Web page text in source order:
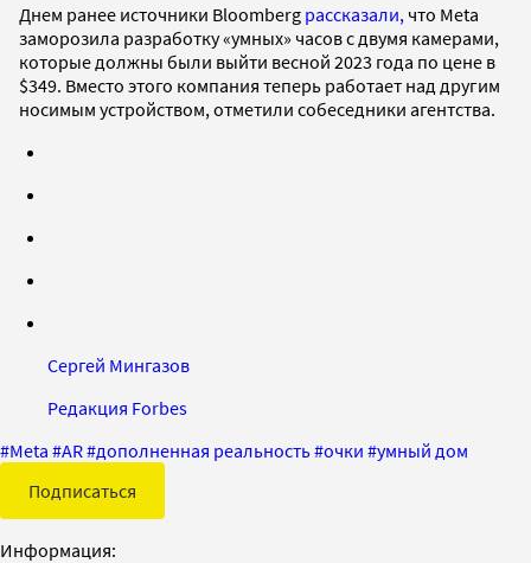
Днем ранее источники Bloomberg рассказали, что Meta
заморозила разработку «умных» часов с двумя камерами,
которые должны были выйти весной 2023 года по цене в
$349. Вместо этого компания теперь работает над другим
носимым устройством, отметили собеседники агентства.
Сергей Мингазов
Редакция Forbes
#Meta #AR#дополненная реальность#очки #умный дом
Подписаться
Информация: